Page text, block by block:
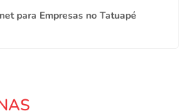
para Empresas no Tatuapé